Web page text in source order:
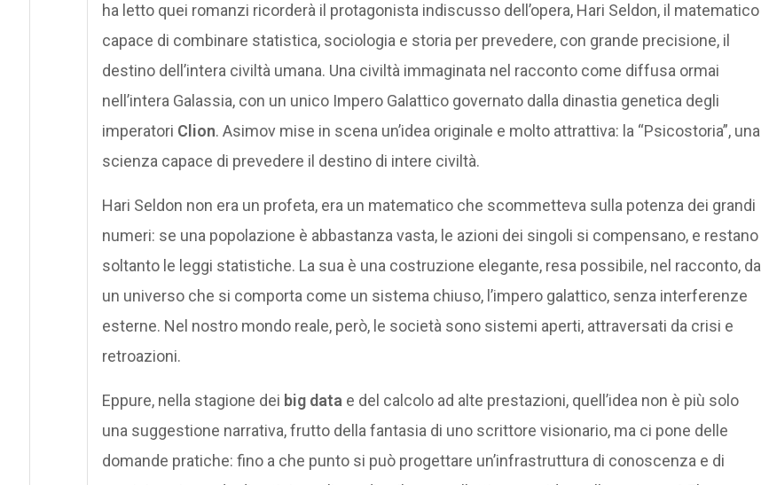
ha letto quei romanzi ricorderà il protagonista indiscusso dell’opera, Hari Seldon, il matematico
capace di combinare statistica, sociologia e storia per prevedere, con grande precisione, il
destino dell’intera civiltà umana. Una civiltà immaginata nel racconto come diffusa ormai
nell’intera Galassia, con un unico Impero Galattico governato dalla dinastia genetica degli
imperatori Clion. Asimov mise in scena un’idea originale e molto attrattiva: la “Psicostoria”, una
scienza capace di prevedere il destino di intere civiltà.
Hari Seldon non era un profeta, era un matematico che scommetteva sulla potenza dei grandi
numeri: se una popolazione è abbastanza vasta, le azioni dei singoli si compensano, e restano
soltanto le leggi statistiche. La sua è una costruzione elegante, resa possibile, nel racconto, da
un universo che si comporta come un sistema chiuso, l’impero galattico, senza interferenze
esterne. Nel nostro mondo reale, però, le società sono sistemi aperti, attraversati da crisi e
retroazioni.
Eppure, nella stagione dei big data e del calcolo ad alte prestazioni, quell’idea non è più solo
una suggestione narrativa, frutto della fantasia di uno scrittore visionario, ma ci pone delle
domande pratiche: fino a che punto si può progettare un’infrastruttura di conoscenza e di